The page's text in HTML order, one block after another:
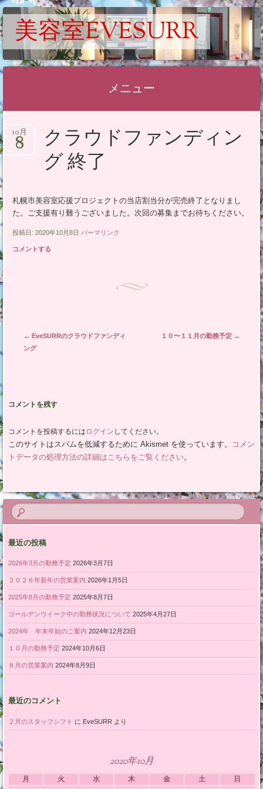
美容室EVESURR
メニュー
ン
へ
ス
キ
クラウドファンディン
グ 終了
10月
8
札幌市美容室応援プロジェクトの当店割当分が完売終了となりまし
た。ご支援有り難うございました。次回の募集までお待ちください。
投稿日: 2020年10月8日 パーマリンク
コメントする
投稿ナビゲーション
← EveSURRのクラウドファンディ
ング
１０〜１１月の勤務予定 →
コメントを残す
コメントを投稿するには ログイン してください。
このサイトはスパムを低減するために Akismet を使っています。
コメン
トデータの処理方法の詳細はこちらをご覧ください。
最近の投稿
2026年3月の勤務予定 2026年3月7日
２０２６年新年の営業案内 2026年1月5日
2025年8月の勤務予定 2025年8月7日
ゴールデンウイーク中の勤務状況について 2025年4月27日
2024年 年末年始のご案内 2024年12月23日
１０月の勤務予定 2024年10月6日
８月の営業案内 2024年8月9日
最近のコメント
２月のスタッフシフト に EveSURR より
2020年10月
月 火 水 木 金 土 日